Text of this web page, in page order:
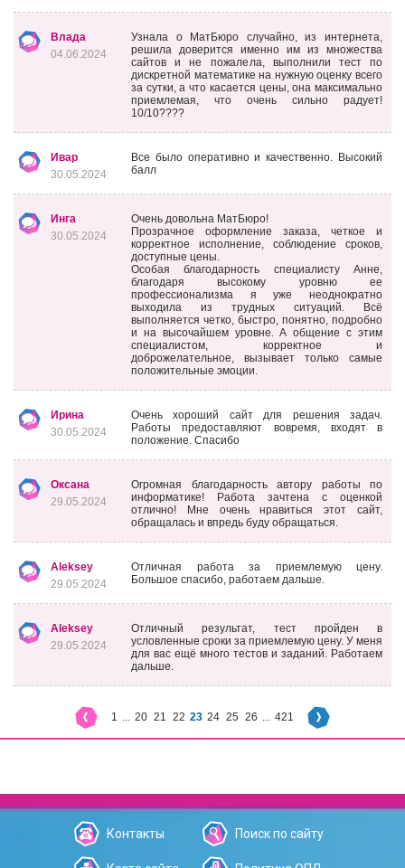
Влада
04.06.2024
Узнала о МатБюро случайно, из интернета,
решила доверится именно им из множества
сайтов и не пожалела, выполнили тест по
дискретной математике на нужную оценку всего
за сутки, а что касается цены, она максимально
приемлемая, что очень сильно радует!
10/10????
Ивар
30.05.2024
Все было оперативно и качественно. Высокий
балл
Инга
30.05.2024
Очень довольна МатБюро!
Прозрачное оформление заказа, четкое и
корректное исполнение, соблюдение сроков,
доступные цены.
Особая благодарность специалисту Анне,
благодаря высокому уровню ее
профессионализма я уже неоднократно
выходила из трудных ситуаций. Всё
выполняется четко, быстро, понятно, подробно
и на высочайшем уровне. А общение с этим
специалистом, корректное и
доброжелательное, вызывает только самые
положительные эмоции.
Ирина
30.05.2024
Очень хороший сайт для решения задач.
Работы предоставляют вовремя, входят в
положение. Спасибо
Оксана
29.05.2024
Огромная благодарность автору работы по
информатике! Работа зачтена с оценкой
отлично! Мне очень нравиться этот сайт,
обращалась и впредь буду обращаться.
Aleksey
29.05.2024
Отличная работа за приемлемую цену.
Большое спасибо, работаем дальше.
Aleksey
29.05.2024
Отличный результат, тест пройден в
условленные сроки за приемлемую цену. У меня
для вас ещё много тестов и заданий. Работаем
дальше.
1 ... 20 21 22 23 24 25 26 ... 421
Контакты Поиск по сайту